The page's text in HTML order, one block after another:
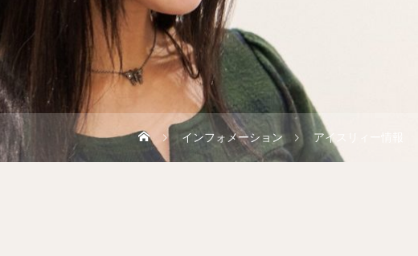
インフォメーション アイスリィー情報